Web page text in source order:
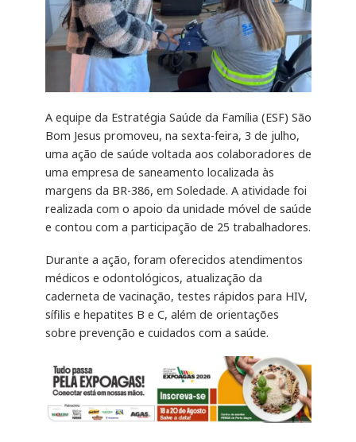
A equipe da Estratégia Saúde da Família (ESF) São
Bom Jesus promoveu, na sexta-feira, 3 de julho,
uma ação de saúde voltada aos colaboradores de
uma empresa de saneamento localizada às
margens da BR-386, em Soledade. A atividade foi
realizada com o apoio da unidade móvel de saúde
e contou com a participação de 25 trabalhadores.
Durante a ação, foram oferecidos atendimentos
médicos e odontológicos, atualização da
caderneta de vacinação, testes rápidos para HIV,
sífilis e hepatites B e C, além de orientações
sobre prevenção e cuidados com a saúde.